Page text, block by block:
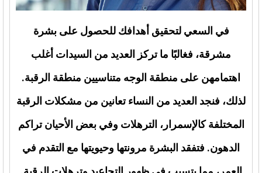
في السعي لتحقيق أهدافك للحصول على بشرة
مشرقة، فغالبًا ما تركز العديد من السيدات أغلب
اهتمامهن على منطقة الوجه متناسيين منطقة الرقبة.
لذلك، فنجد العديد من النساء تعانين من مشكلات الرقبة
المختلفة كالإسمرار، الترهلات وفي بعض الأحيان تراكم
الدهون. فتفقد البشرة مرونتها وحيويتها مع التقدم في